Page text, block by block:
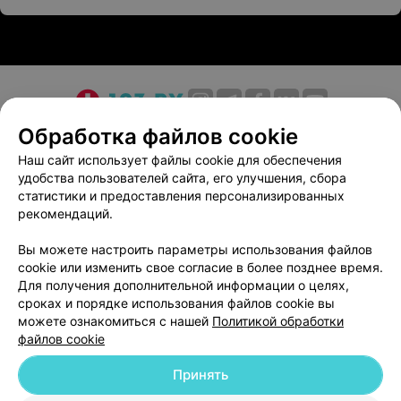
Картотека клиентов с записями предыдущих
Сеть салонов «Мастера ножниц» — настоящие
волшебники в мире красоты.
О проекте Новости проекта
Размещение рекламы
Медицинский маркетинг
Публичный договор
Пользовательское соглашение
Способы оплаты
Вакансии
Партнеры
Написать в поддержку
Персональные настройки cookie
Обработка персональных данных
Обработка файлов cookie
Наш сайт использует файлы cookie для обеспечения
удобства пользователей сайта, его улучшения, сбора
статистики и предоставления персонализированных
рекомендаций.
Вы можете настроить параметры использования файлов
cookie или изменить свое согласие в более позднее время.
Для получения дополнительной информации о целях,
сроках и порядке использования файлов cookie вы
можете ознакомиться с нашей Политикой обработки
файлов cookie
Принять